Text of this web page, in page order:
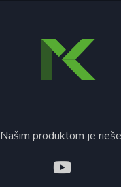
Našim produktom je